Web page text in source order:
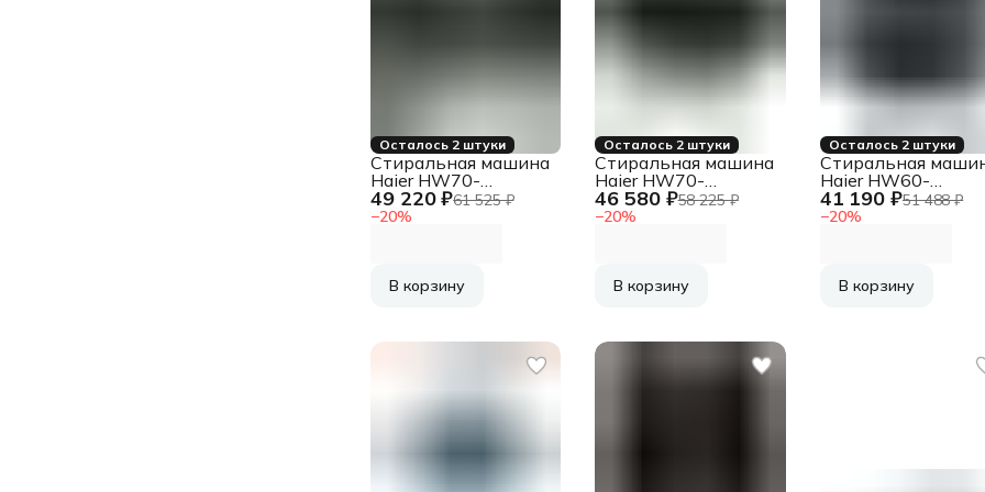
Осталось 2 штуки
49 220 ₽61 525 ₽
−20%
Стиральная машина
Haier HW70-
BP12969ASE
В корзину
Осталось 2 штуки
46 580 ₽58 225 ₽
−20%
Стиральная машина
Haier HW70-
BP12969AE
В корзину
Осталось 2 штуки
41 190 ₽51 488 ₽
−20%
Стиральная
Haier HW60-
BP12959AE
В корзину